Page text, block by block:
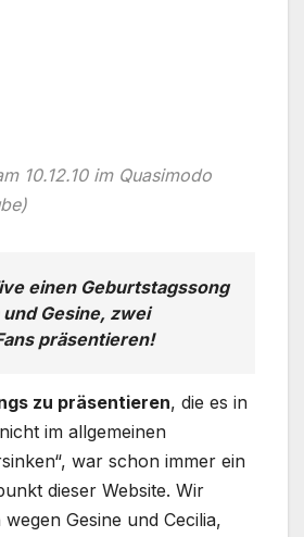
10.12.10 im Quasimodo
einen Geburtstagssong
Gesine, zwei
präsentieren!
zu präsentieren, die es in
im allgemeinen
war schon immer ein
dieser Website. Wir
Gesine und Cecilia,